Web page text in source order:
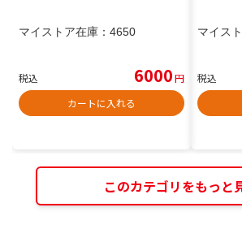
マイストア在庫： 4650
税込 6000円
カートに入れる
マイス
税込
このカテゴリをもっと